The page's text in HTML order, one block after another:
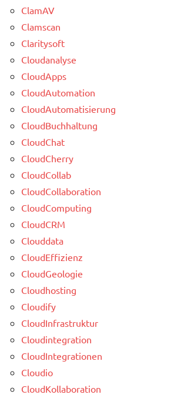
ClamAV
Clamscan
Claritysoft
Cloudanalyse
CloudApps
CloudAutomation
CloudAutomatisierung
CloudBuchhaltung
CloudChat
CloudCherry
CloudCollab
CloudCollaboration
CloudComputing
CloudCRM
Clouddata
CloudEffizienz
CloudGeologie
Cloudhosting
Cloudify
CloudInfrastruktur
Cloudintegration
CloudIntegrationen
Cloudio
CloudKollaboration